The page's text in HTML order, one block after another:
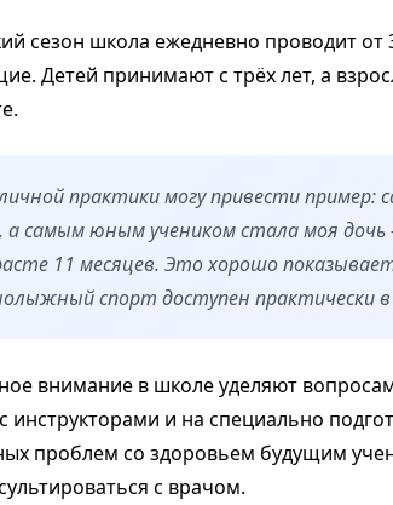
сезон школа ежедневно проводит от
Детей принимают с трёх лет, а
практики могу привести пример:
а самым юным учеником стала моя дочь
11 месяцев. Это хорошо
спорт доступен практически
внимание в школе уделяют
инструкторами и на специально
проблем со здоровьем будущим
с врачом.